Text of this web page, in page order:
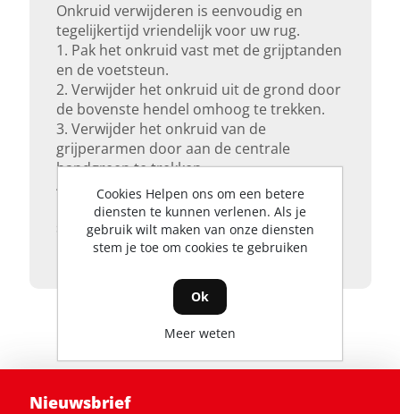
Onkruid verwijderen is eenvoudig en
tegelijkertijd vriendelijk voor uw rug.
1. Pak het onkruid vast met de grijptanden
en de voetsteun.
2. Verwijder het onkruid uit de grond door
de bovenste hendel omhoog te trekken.
3. Verwijder het onkruid van de
grijperarmen door aan de centrale
handgreep te trekken.
4. Dankzij de roestvrijstalen grijparmen
kunnen deze na het werk en onder
stromend water worden gereinigd.
Uw handen blijven schoon.
Nieuwsbrief
Cookies Helpen ons om een betere
diensten te kunnen verlenen. Als je
gebruik wilt maken van onze diensten
stem je toe om cookies te gebruiken
Ok
Meer weten